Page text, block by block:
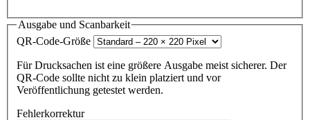
Ausgabe und Scanbarkeit
QR-Code-Größe
Für Drucksachen ist eine größere Ausgabe meist sicherer. Der
QR-Code sollte nicht zu klein platziert und vor
Veröffentlichung getestet werden.
Fehlerkorrektur